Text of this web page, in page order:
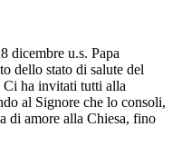
dicembre u.s. Papa
dello stato di salute del
Ci ha invitati tutti alla
al Signore che lo consoli,
di amore alla Chiesa, fino